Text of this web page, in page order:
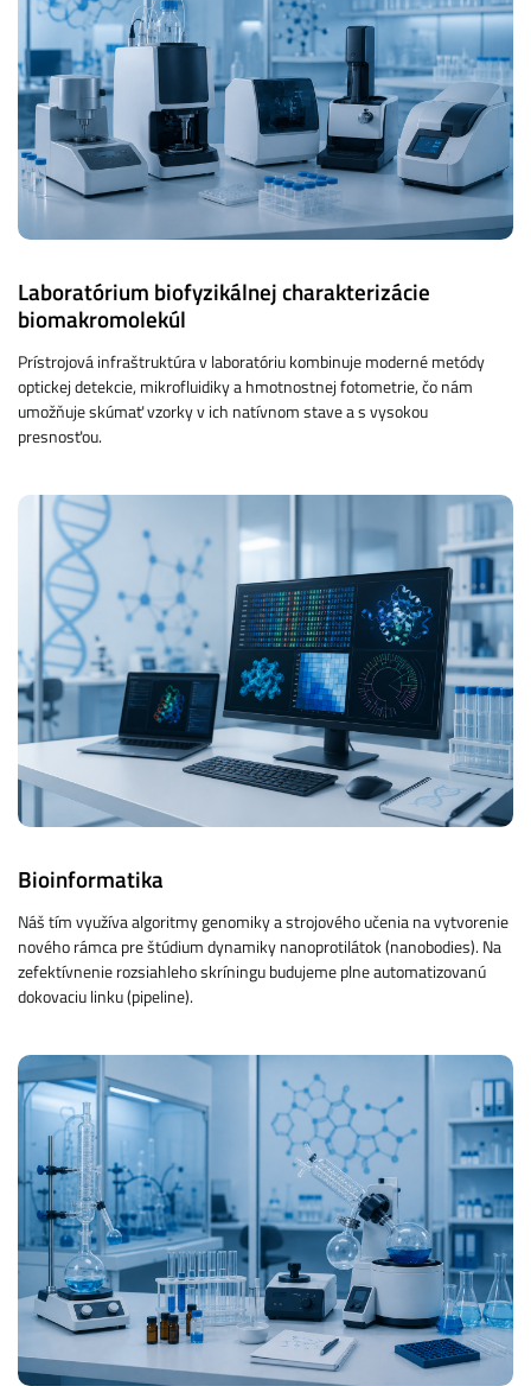
Laboratórium biofyzikálnej charakterizácie
biomakromolekúl
Prístrojová infraštruktúra v laboratóriu kombinuje moderné metódy
optickej detekcie, mikrofluidiky a hmotnostnej fotometrie, čo nám
umožňuje skúmať vzorky v ich natívnom stave a s vysokou
presnosťou.
Bioinformatika
Náš tím využíva algoritmy genomiky a strojového učenia na vytvorenie
nového rámca pre štúdium dynamiky nanoprotilátok (nanobodies). Na
zefektívnenie rozsiahleho skríningu budujeme plne automatizovanú
dokovaciu linku (pipeline).